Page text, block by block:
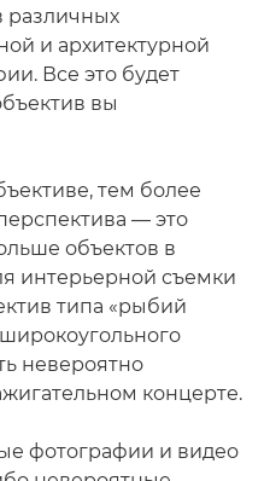
различных
и архитектурной
Все это будет
вы
тем более
— это
объектов в
интерьерной съемки
типа «рыбий
невероятно
концерте.
фотографии и видео